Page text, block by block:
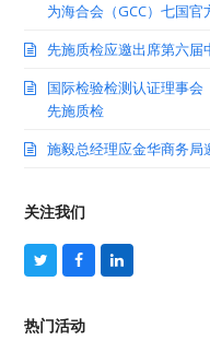
为海合会（GCC）七国官
先施质检应邀出席第六届
国际检验检测认证理事会
先施质检
施毅总经理应金华商务局
关注我们
T
w
t
t
F
a
b
L
i
热门活动